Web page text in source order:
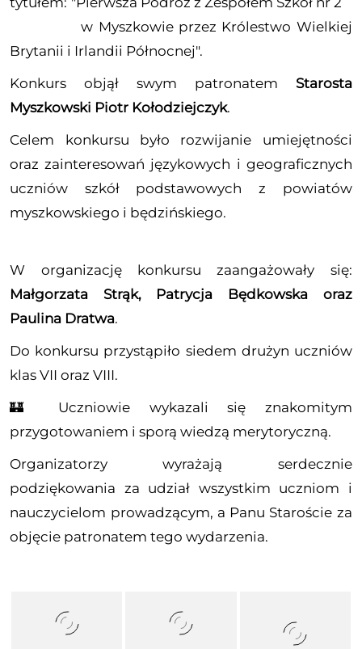
w Myszkowie przez Królestwo Wielkiej
Brytanii i Irlandii Północnej".
Konkurs objął swym patronatem Starosta
Myszkowski Piotr Kołodziejczyk.
Celem konkursu było rozwijanie umiejętności
oraz zainteresowań językowych i geograficznych
uczniów szkół podstawowych z powiatów
myszkowskiego i będzińskiego.
W organizację konkursu zaangażowały się:
Małgorzata Strąk, Patrycja Będkowska oraz
Paulina Dratwa.
Do konkursu przystąpiło siedem drużyn uczniów
klas VII oraz VIII.
🏰 Uczniowie wykazali się znakomitym
przygotowaniem i sporą wiedzą merytoryczną.
Organizatorzy wyrażają serdecznie
podziękowania za udział wszystkim uczniom i
nauczycielom prowadzącym, a Panu Staroście za
objęcie patronatem tego wydarzenia.